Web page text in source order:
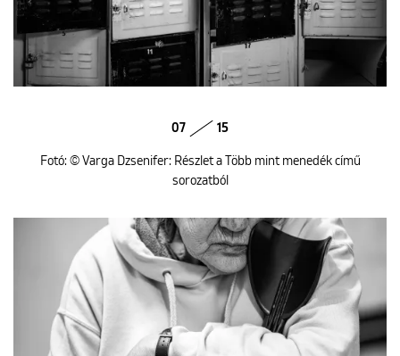
07 15
Fotó: © Varga Dzsenifer: Részlet a Több mint menedék című
sorozatból